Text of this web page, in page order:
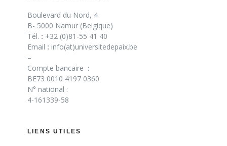
Boulevard du Nord, 4
B- 5000 Namur (Belgique)
Tél. : +32 (0)81-55 41 40
Email : info(at)universitedepaix.be
–
Compte bancaire :
BE73 0010 4197 0360
N° national :
4-161339-58
LIENS UTILES